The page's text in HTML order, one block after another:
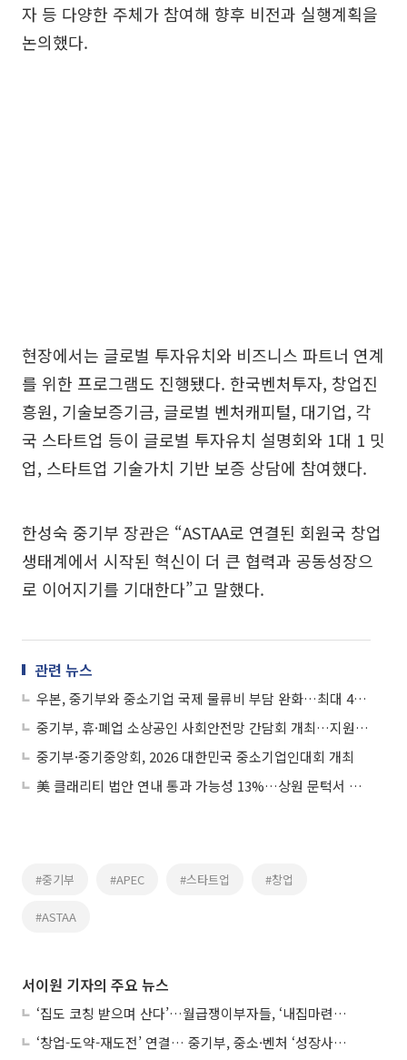
자 등 다양한 주체가 참여해 향후 비전과 실행계획을
논의했다.
현장에서는 글로벌 투자유치와 비즈니스 파트너 연계
를 위한 프로그램도 진행됐다. 한국벤처투자, 창업진
흥원, 기술보증기금, 글로벌 벤처캐피털, 대기업, 각
국 스타트업 등이 글로벌 투자유치 설명회와 1대 1 밋
업, 스타트업 기술가치 기반 보증 상담에 참여했다.
한성숙 중기부 장관은 “ASTAA로 연결된 회원국 창업
생태계에서 시작된 혁신이 더 큰 협력과 공동성장으
로 이어지기를 기대한다”고 말했다.
관련 뉴스
우본, 중기부와 중소기업 국제 물류비 부담 완화…최대 40% 할인
중기부, 휴·폐업 소상공인 사회안전망 간담회 개최…지원 방안 모색
중기부·중기중앙회, 2026 대한민국 중소기업인대회 개최
美 클래리티 법안 연내 통과 가능성 13%…상원 문턱서 제동
#중기부 #APEC #스타트업 #창업
#ASTAA
서이원 기자의 주요 뉴스
‘집도 코칭 받으며 산다’…월급쟁이부자들, ‘내집마련’ 신청 증가세
‘창업-도약-재도전’ 연결… 중기부, 중소·벤처 ‘성장사다리’ 짓는다